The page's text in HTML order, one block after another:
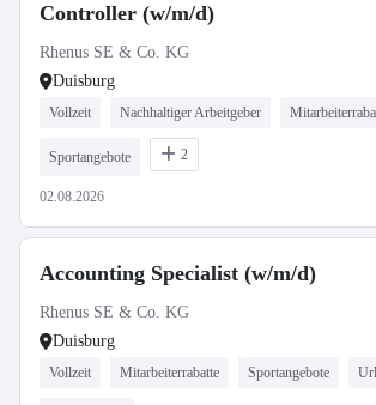
Controller (w/m/d)
Rhenus SE & Co. KG
Duisburg
Vollzeit Nachhaltiger Arbeitgeber
Sportangebote 2
02.08.2026
Accounting Specialist (w/m/d)
Rhenus SE & Co. KG
Duisburg
Vollzeit Mitarbeiterrabatte Sportangebote